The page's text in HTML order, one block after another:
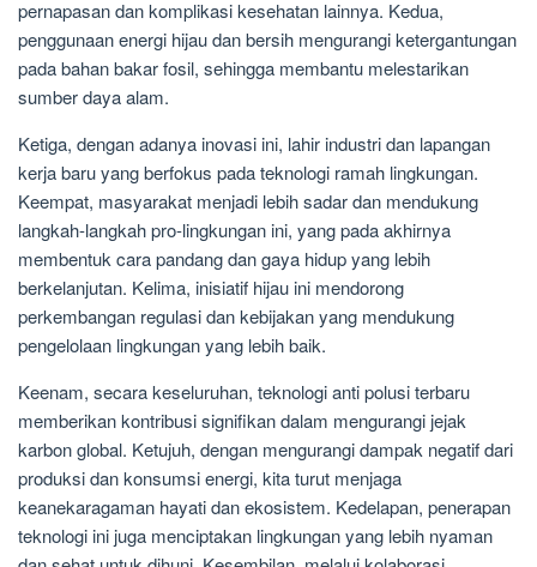
pernapasan dan komplikasi kesehatan lainnya. Kedua,
penggunaan energi hijau dan bersih mengurangi ketergantungan
pada bahan bakar fosil, sehingga membantu melestarikan
sumber daya alam.
Ketiga, dengan adanya inovasi ini, lahir industri dan lapangan
kerja baru yang berfokus pada teknologi ramah lingkungan.
Keempat, masyarakat menjadi lebih sadar dan mendukung
langkah-langkah pro-lingkungan ini, yang pada akhirnya
membentuk cara pandang dan gaya hidup yang lebih
berkelanjutan. Kelima, inisiatif hijau ini mendorong
perkembangan regulasi dan kebijakan yang mendukung
pengelolaan lingkungan yang lebih baik.
Keenam, secara keseluruhan, teknologi anti polusi terbaru
memberikan kontribusi signifikan dalam mengurangi jejak
karbon global. Ketujuh, dengan mengurangi dampak negatif dari
produksi dan konsumsi energi, kita turut menjaga
keanekaragaman hayati dan ekosistem. Kedelapan, penerapan
teknologi ini juga menciptakan lingkungan yang lebih nyaman